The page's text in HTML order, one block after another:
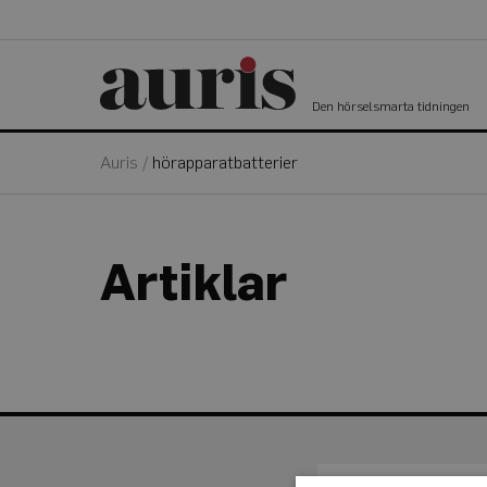
Den hörselsmarta tidningen
Auris / hörapparatbatterier
Artiklar